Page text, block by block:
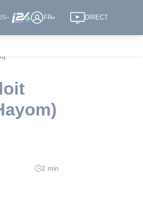
FR DIRECT
2 min